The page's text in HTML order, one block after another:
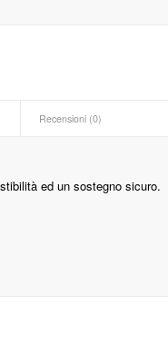
Recensioni (0)
ed un sostegno sicuro.